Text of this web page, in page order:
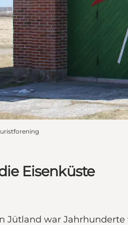
Eisenküste
Jütland war